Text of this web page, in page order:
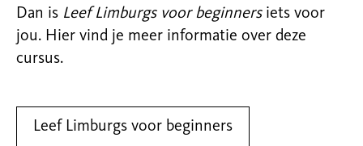
Dan is Leef Limburgs voor beginnersiets voor
jou. Hier vind je meer informatie over deze
cursus.
Leef Limburgs voor beginners